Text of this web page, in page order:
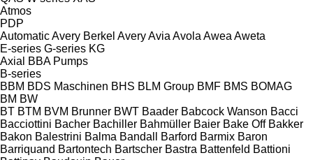
Atmos
PDP
AutomaticAvery Berkel AveryAvia Avola Awea Aweta
E-series G-series KG
Axial
BBA Pumps
B-series
BBM BDS Maschinen BHS BLM Group BMF BMS BOMAG
BM BW
BT BTM BVM Brunner BWT Baader Babcock Wanson Bacci
Bacciottini Bacher Bachiller Bahmüller Baier Bake Off Bakker
Bakon Balestrini Balma Bandall Barford Barmix Baron
Barriquand Bartontech Bartscher Bastra Battenfeld Battioni